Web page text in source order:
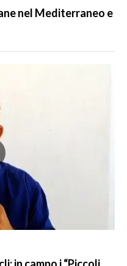
nel Mediterraneo e